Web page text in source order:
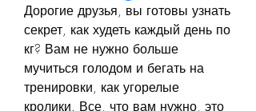
Дорогие друзья, вы готовы узнать
секрет, как худеть каждый день по
кг? Вам не нужно больше
мучиться голодом и бегать на
тренировки, как угорелые
кролики. Все, что вам нужно, это